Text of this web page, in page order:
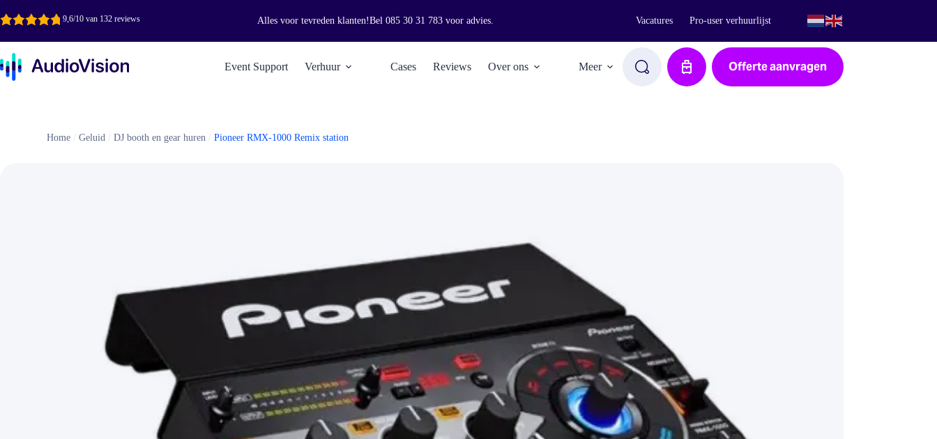
naar
inhoud
9,6/10 van 132 reviews Alles voor tevreden klanten!Bel 085 30 31 783voor advies. Vacatures Pro-user verhuurlijst
Event Support Verhuur Cases Reviews Over ons Meer Aanvraag Offerte aanvragen
Home /Geluid /DJ booth en gear huren /Pioneer RMX-1000 Remix station